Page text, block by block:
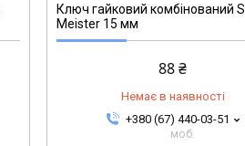
Ключ гайковий комбінований
Meister 15 мм
88 ₴
Немає в наявності
+380 (67) 440-03-51
моб.